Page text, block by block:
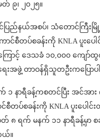
၉၊ ၂၀၂၅။
ပြည်နယ်အစပ်၊ သံတောင်ကြီးမ
ောင်စီတပ်စခန်းကို KNLA ပူးပ
ြောင့် ဒေသခံ ၁၀,၀၀၀ ကျေ
အဖွဲ့ တာဝန်ရှိသူတဦးကပြော
နာရီခန့်ကစတင်ပြီး အင်အား
စီတပ်စခန်းကို KNLA ပူးပေါ
၈ ရက် မနက် ၁၁ နာရီခန့်မှာ
။